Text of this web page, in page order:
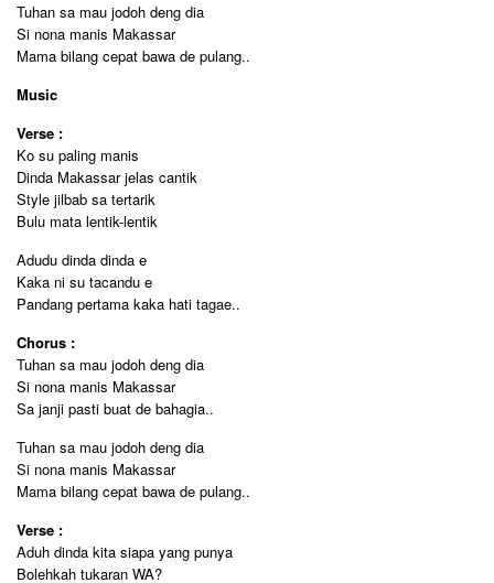
Tuhan sa mau jodoh deng dia
Si nona manis Makassar
Mama bilang cepat bawa de pulang..
Music
Verse :
Ko su paling manis
Dinda Makassar jelas cantik
Style jilbab sa tertarik
Bulu mata lentik-lentik
Adudu dinda dinda e
Kaka ni su tacandu e
Pandang pertama kaka hati tagae..
Chorus :
Tuhan sa mau jodoh deng dia
Si nona manis Makassar
Sa janji pasti buat de bahagia..
Tuhan sa mau jodoh deng dia
Si nona manis Makassar
Mama bilang cepat bawa de pulang..
Verse :
Aduh dinda kita siapa yang punya
Bolehkah tukaran WA?